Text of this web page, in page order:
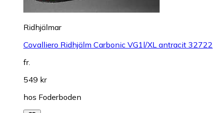
Ridhjälmar
Covalliero Ridhjälm Carbonic VG1l/XL antracit 32722
fr.
549 kr
hos Foderboden